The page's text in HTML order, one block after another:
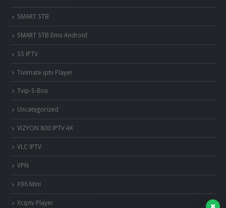
SMART STB
SMART STB Emu Android
SS IPTV
Tivimate iptv Player
Tvip-S-Box
Uncategorized
VIZYON 800 IPTV 4K
VLC IPTV
VPN
X96 Mini
Xciptv Player